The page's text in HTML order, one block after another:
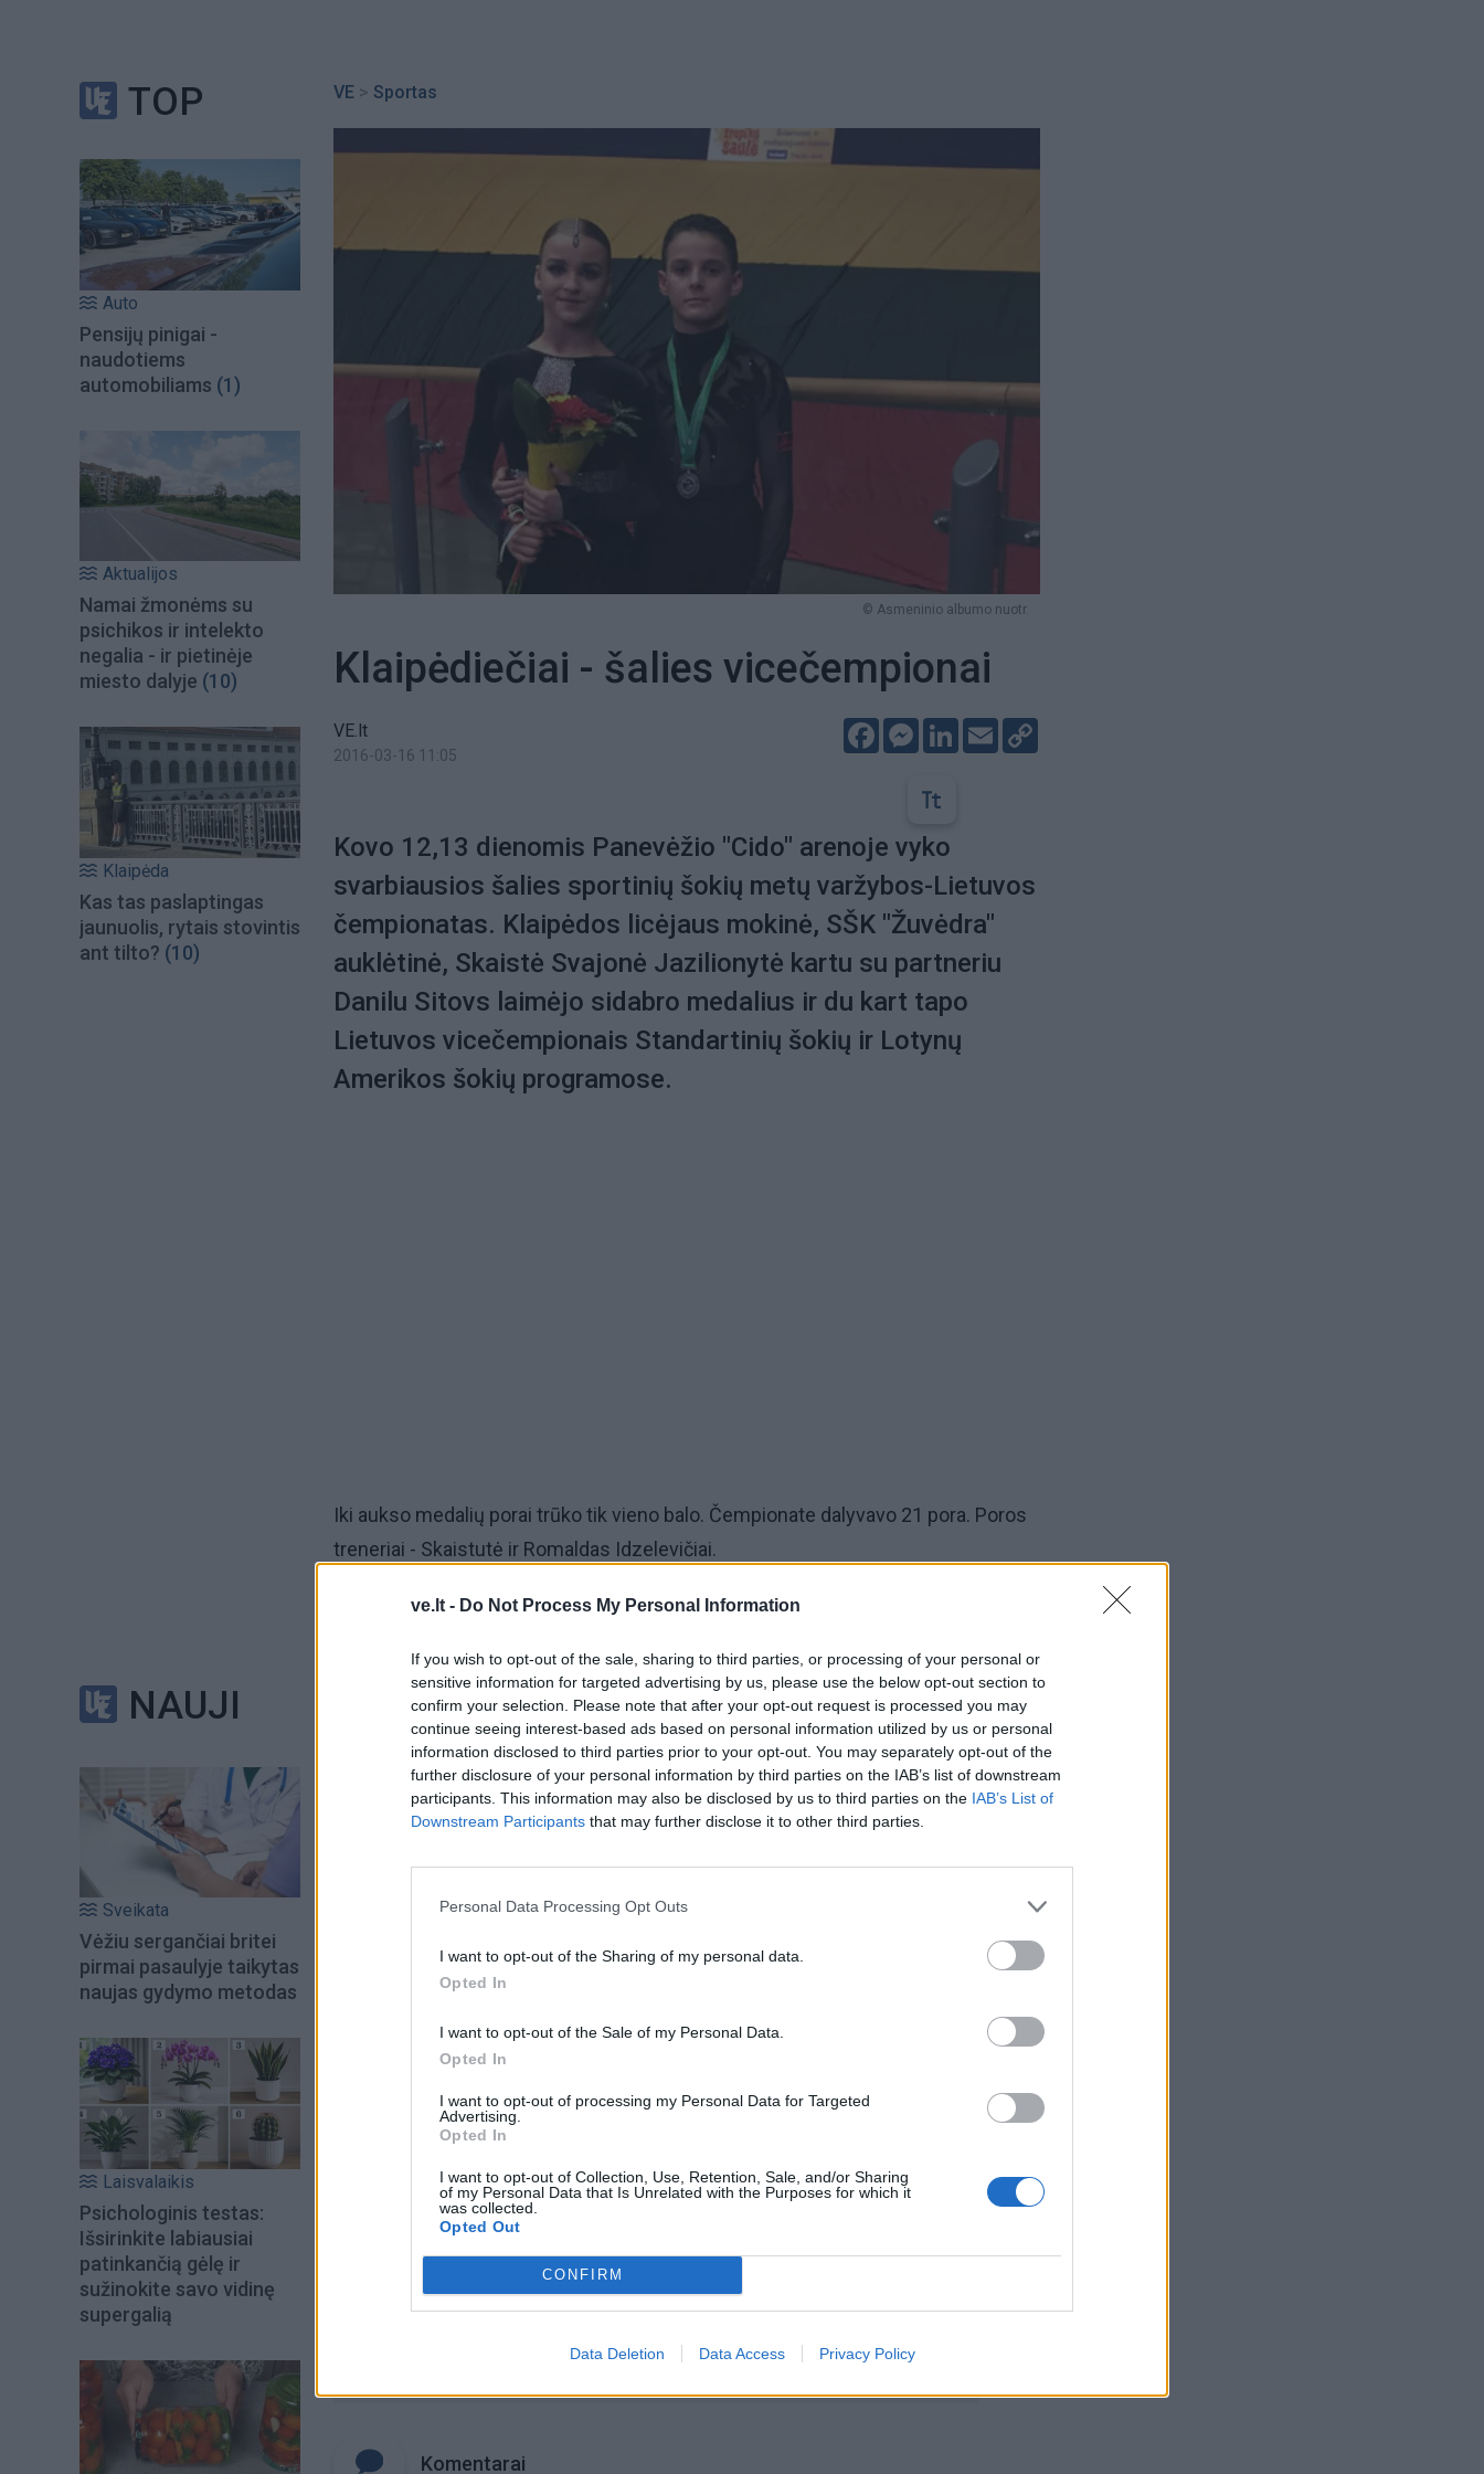
ve.lt - Do Not Process My Personal Information
If you wish to opt-out of the sale, sharing to third parties, or processing of your personal or
sensitive information for targeted advertising by us, please use the below opt-out section to
confirm your selection. Please note that after your opt-out request is processed you may
continue seeing interest-based ads based on personal information utilized by us or personal
information disclosed to third parties prior to your opt-out. You may separately opt-out of the
further disclosure of your personal information by third parties on the IAB’s list of downstream
participants. This information may also be disclosed by us to third parties on the IAB’s List of
Downstream Participants that may further disclose it to other third parties.
Personal Data Processing Opt Outs
I want to opt-out of the Sharing of my personal data.
Opted In
I want to opt-out of the Sale of my Personal Data.
Opted In
I want to opt-out of processing my Personal Data for Targeted
Advertising.
Opted In
I want to opt-out of Collection, Use, Retention, Sale, and/or Sharing
of my Personal Data that Is Unrelated with the Purposes for which it
was collected.
Opted Out
CONFIRM
Data Deletion Data Access Privacy Policy
TOP
Auto
Pensijų pinigai -
naudotiems
automobiliams (1)
Aktualijos
Namai žmonėms su
psichikos ir intelekto
negalia - ir pietinėje
miesto dalyje (10)
Klaipėda
Kas tas paslaptingas
jaunuolis, rytais stovintis
ant tilto? (10)
NAUJI
Sveikata
Vėžiu sergančiai britei
pirmai pasaulyje taikytas
naujas gydymo metodas
Laisvalaikis
Psichologinis testas:
Išsirinkite labiausiai
patinkančią gėlę ir
sužinokite savo vidinę
supergalią
VE > Sportas
© Asmeninio albumo nuotr.
Klaipėdiečiai - šalies vicečempionai
VE.lt
2016-03-16 11:05
FacebookMessenger
LinkedIn
Email
Kovo 12,13 dienomis Panevėžio "Cido" arenoje vyko
svarbiausios šalies sportinių šokių metų varžybos-Lietuvos
čempionatas. Klaipėdos licėjaus mokinė, SŠK "Žuvėdra"
auklėtinė, Skaistė Svajonė Jazilionytė kartu su partneriu
Danilu Sitovs laimėjo sidabro medalius ir du kart tapo
Lietuvos vicečempionais Standartinių šokių ir Lotynų
Amerikos šokių programose.
Iki aukso medalių porai trūko tik vieno balo. Čempionate dalyvavo 21 pora. Poros
treneriai - Skaistutė ir Romaldas Idzelevičiai.
Į Klaipėdą iš emigracijos grįžusi Karina
Kučinskienė įvardijo didžiausią savo
Jūros šventę anksčiau puošęs
Anatolijus Klemencovas: gal jau
Šiuo metu skaitomiausi
Rekordiškai nusekęs Dunojus atidengė II pasaulinio karo
Mirė garsi lietuvių aktorė: „Jos vaidmenys išliks Lietuvos
„Fūristas“ į judrią sankryžą įlėkė „ant rankinio“: vilkiko
puspriekabės ratai pakilo į orą
sportiniai šokiai
Komentarai